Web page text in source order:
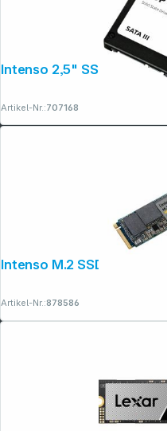
Artikel-Nr.:707168
Artikel-Nr.:878586